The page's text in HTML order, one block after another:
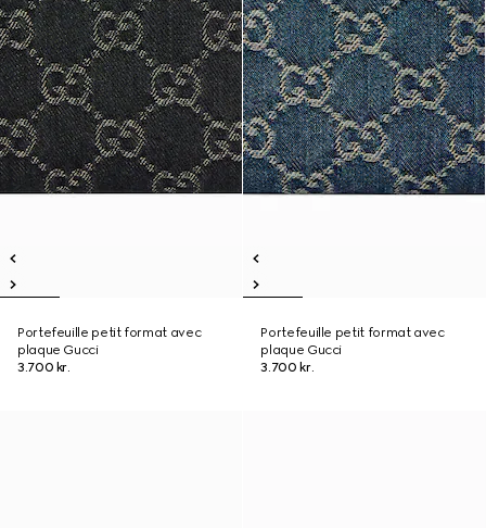
Portefeuille petit format avec
plaque Gucci
3.700 kr.
Portefeuille petit format avec
plaque Gucci
3.700 kr.